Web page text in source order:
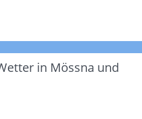
in Mössna und